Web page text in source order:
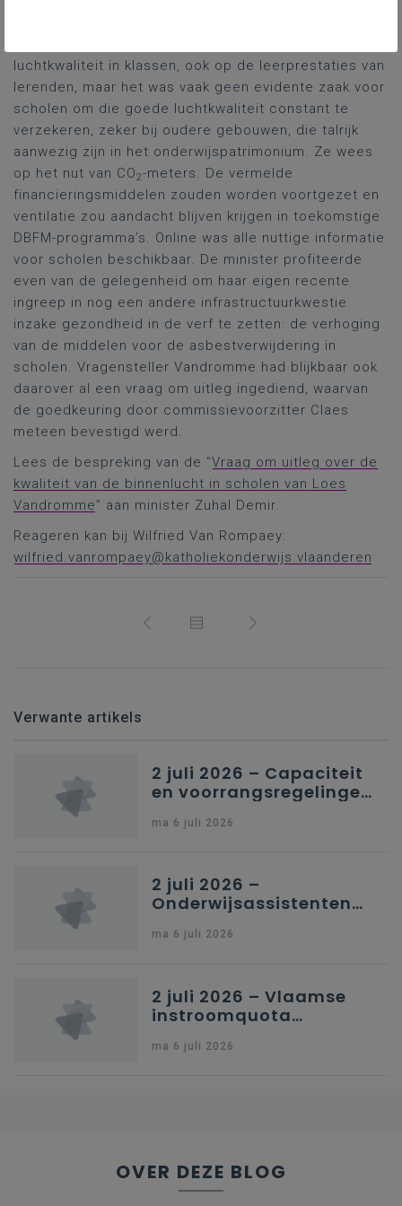
luchtkwaliteit in klassen, ook op de leerprestaties van
lerenden, maar het was vaak geen evidente zaak voor
scholen om die goede luchtkwaliteit constant te
verzekeren, zeker bij oudere gebouwen, die talrijk
aanwezig zijn in het onderwijspatrimonium. Ze wees
op het nut van CO2-meters. De vermelde
financieringsmiddelen zouden worden voortgezet en
ventilatie zou aandacht blijven krijgen in toekomstige
DBFM-programma’s. Online was alle nuttige informatie
voor scholen beschikbaar. De minister profiteerde
even van de gelegenheid om haar eigen recente
ingreep in nog een andere infrastructuurkwestie
inzake gezondheid in de verf te zetten: de verhoging
van de middelen voor de asbestverwijdering in
scholen. Vragensteller Vandromme had blijkbaar ook
daarover al een vraag om uitleg ingediend, waarvan
de goedkeuring door commissievoorzitter Claes
meteen bevestigd werd.
Lees de bespreking van de “Vraag om uitleg over de
kwaliteit van de binnenlucht in scholen van Loes
Vandromme” aan minister Zuhal Demir.
Reageren kan bij Wilfried Van Rompaey:
wilfried.vanrompaey@katholiekonderwijs.vlaanderen
Verwante artikels
2 juli 2026 – Capaciteit
en voorrangsregelingen
secundair onderwijs in
ma 6 juli 2026
2 juli 2026 –
Onderwijsassistenten
kleuteronderwijs
ma 6 juli 2026
2 juli 2026 – Vlaamse
instroomquota
federale RIZIV-
ma 6 juli 2026
OVER DEZE BLOG